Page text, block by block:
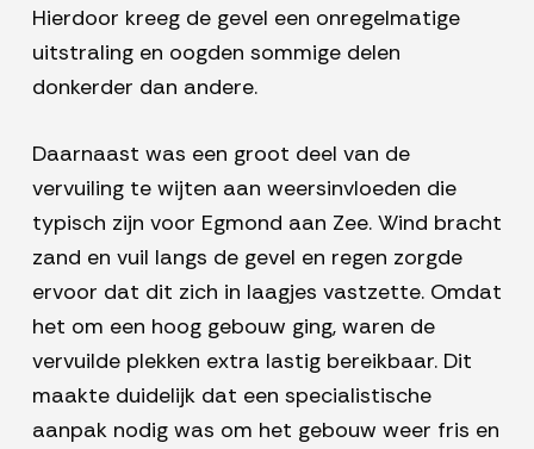
Hierdoor kreeg de gevel een onregelmatige
uitstraling en oogden sommige delen
donkerder dan andere.
Daarnaast was een groot deel van de
vervuiling te wijten aan weersinvloeden die
typisch zijn voor Egmond aan Zee. Wind bracht
zand en vuil langs de gevel en regen zorgde
ervoor dat dit zich in laagjes vastzette. Omdat
het om een hoog gebouw ging, waren de
vervuilde plekken extra lastig bereikbaar. Dit
maakte duidelijk dat een specialistische
aanpak nodig was om het gebouw weer fris en